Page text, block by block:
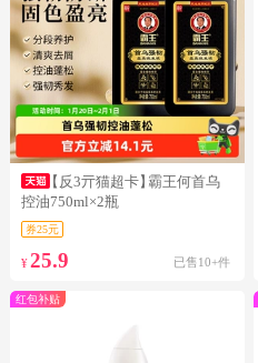
【反3亓猫超卡】霸王何首乌
控油750ml×2瓶
券25元
¥ 25.9 已售10+件
红包补贴